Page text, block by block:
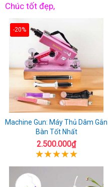
Chúc tốt đẹp,
-20%
Machine Gun: Máy Thủ Dâm Gắn
Bàn Tốt Nhất
2.500.000₫